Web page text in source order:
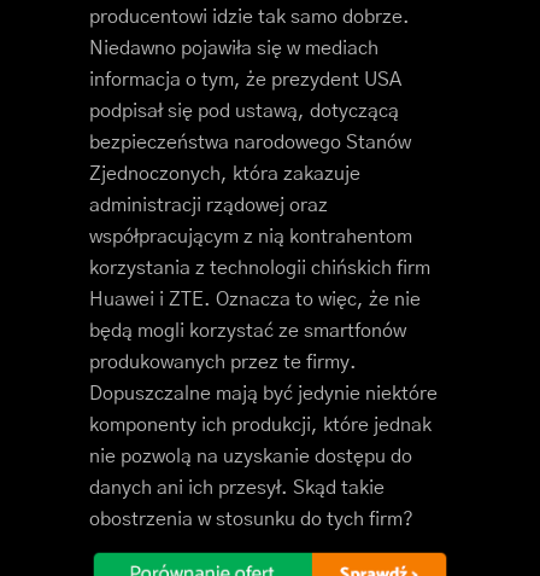
producentowi idzie tak samo dobrze.
Niedawno pojawiła się w mediach
informacja o tym, że prezydent USA
podpisał się pod ustawą, dotyczącą
bezpieczeństwa narodowego Stanów
Zjednoczonych, która zakazuje
administracji rządowej oraz
współpracującym z nią kontrahentom
korzystania z technologii chińskich firm
Huawei i ZTE. Oznacza to więc, że nie
będą mogli korzystać ze smartfonów
produkowanych przez te firmy.
Dopuszczalne mają być jedynie niektóre
komponenty ich produkcji, które jednak
nie pozwolą na uzyskanie dostępu do
danych ani ich przesył. Skąd takie
obostrzenia w stosunku do tych firm?